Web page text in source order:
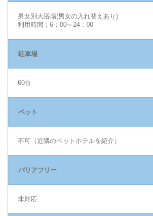
男女別大浴場(男女の入れ替えあり)
利用時間：6：00～24：00
駐車場
60台
ペット
不可（近隣のペットホテルを紹介）
バリアフリー
非対応